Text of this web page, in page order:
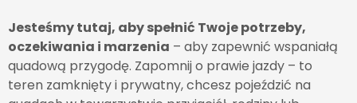
Jesteśmy tutaj, aby spełnić Twoje potrzeby,
oczekiwania i marzenia – aby zapewnić wspaniałą
quadową przygodę. Zapomnij o prawie jazdy – to
teren zamknięty i prywatny, chcesz pojeździć na